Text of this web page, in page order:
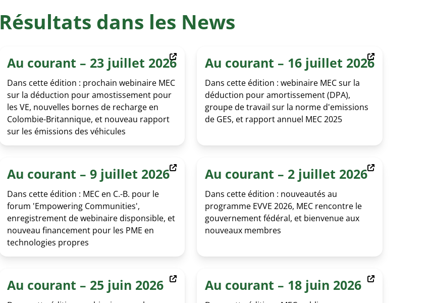
Résultats dans les News
Au courant – 23 juillet 2026
Dans cette édition : prochain webinaire MEC
sur la déduction pour amostissement pour
les VE, nouvelles bornes de recharge en
Colombie-Britannique, et nouveau rapport
sur les émissions des véhicules
Au courant – 16 juillet 2026
Dans cette édition : webinaire MEC sur la
déduction pour amortissement (DPA),
groupe de travail sur la norme d'emissions
de GES, et rapport annuel MEC 2025
Au courant – 9 juillet 2026
Dans cette édition : MEC en C.-B. pour le
forum 'Empowering Communities',
enregistrement de webinaire disponsible, et
nouveau financement pour les PME en
technologies propres
Au courant – 2 juillet 2026
Dans cette édition : nouveautés au
programme EVVE 2026, MEC rencontre le
gouvernement fédéral, et bienvenue aux
nouveaux membres
Au courant – 25 juin 2026 Au courant – 18 juin 2026